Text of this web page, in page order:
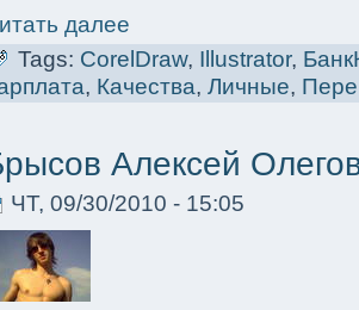
далее
Tags: CorelDraw, Illustrator,
, Качества, Личные,
Алексей
ЧТ, 09/30/2010 - 15:05